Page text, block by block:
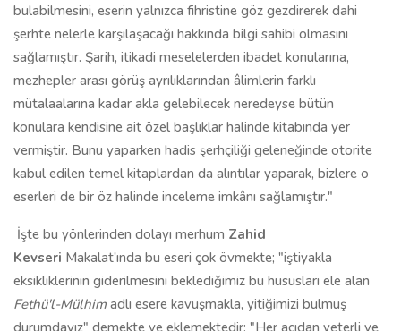
bulabilmesini, eserin yalnızca fihristine göz gezdirerek dahi
şerhte nelerle karşılaşacağı hakkında bilgi sahibi olmasını
sağlamıştır. Şarih, itikadi meselelerden ibadet konularına,
mezhepler arası görüş ayrılıklarından âlimlerin farklı
mütalaalarına kadar akla gelebilecek neredeyse bütün
konulara kendisine ait özel başlıklar halinde kitabında yer
vermiştir. Bunu yaparken hadis şerhçiliği geleneğinde otorite
kabul edilen temel kitaplardan da alıntılar yaparak, bizlere o
eserleri de bir öz halinde inceleme imkânı sağlamıştır."
İşte bu yönlerinden dolayı merhum Zahid
Kevseri Makalat'ında bu eseri çok övmekte; "iştiyakla
eksikliklerinin giderilmesini beklediğimiz bu hususları ele alan
Fethü'l-Mülhim adlı esere kavuşmakla, yitiğimizi bulmuş
durumdayız" demekte ve eklemektedir; "Her açıdan yeterli ve